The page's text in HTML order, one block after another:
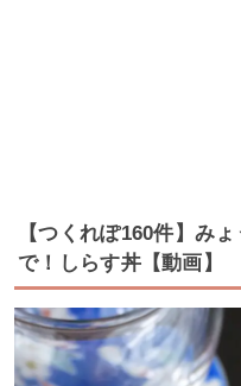
【つくれぽ160件】み
で！しらす丼【動画】